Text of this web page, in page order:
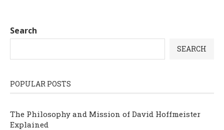
Search
SEARCH
POPULAR POSTS
The Philosophy and Mission of David Hoffmeister
Explained